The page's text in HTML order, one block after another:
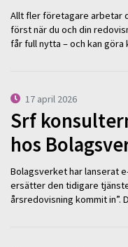
Allt fler företagare arbetar
först när du och din
får full nytta – och kan
17 april 2026
Srf
hos
Bolagsverket har lanserat
ersätter den tidigare
årsredovisning kommit in”.